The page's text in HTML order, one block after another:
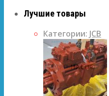
Лучшие товары
Категории: JCB